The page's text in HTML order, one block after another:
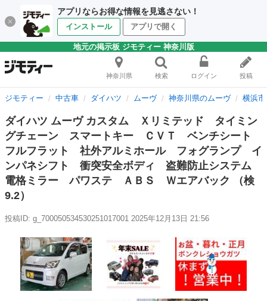
アプリならお得な情報を見逃さない！
インストール アプリで開く
地元の掲示板 ジモティー 神奈川版
神奈川県 検索 ログイン 投稿
ジモティー 中古車 ダイハツ ムーヴ 神奈川県のムーヴ 横浜
ダイハツ ムーヴ カスタム Ｘリミテッド タイミン
グチェーン スマートキー ＣＶＴ ベンチシート
フルフラット 社外アルミホール フォグランプ イ
ンパネシフト 衝突安全ボディ 盗難防止システム
電格ミラー パワステ ＡＢＳ Ｗエアバック （検
9.2）
投稿ID: g_700050534530251017001 2025年12月13日 21:56